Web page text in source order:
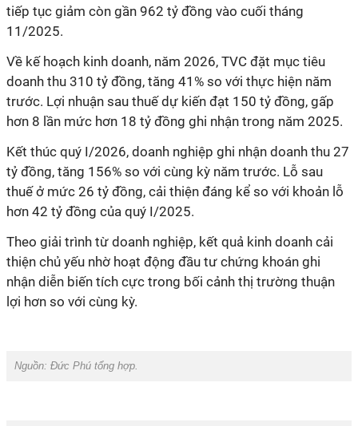
tiếp tục giảm còn gần 962 tỷ đồng vào cuối tháng
11/2025.
Về kế hoạch kinh doanh, năm 2026, TVC đặt mục tiêu
doanh thu 310 tỷ đồng, tăng 41% so với thực hiện năm
trước. Lợi nhuận sau thuế dự kiến đạt 150 tỷ đồng, gấp
hơn 8 lần mức hơn 18 tỷ đồng ghi nhận trong năm 2025.
Kết thúc quý I/2026, doanh nghiệp ghi nhận doanh thu 27
tỷ đồng, tăng 156% so với cùng kỳ năm trước. Lỗ sau
thuế ở mức 26 tỷ đồng, cải thiện đáng kể so với khoản lỗ
hơn 42 tỷ đồng của quý I/2025.
Theo giải trình từ doanh nghiệp, kết quả kinh doanh cải
thiện chủ yếu nhờ hoạt động đầu tư chứng khoán ghi
nhận diễn biến tích cực trong bối cảnh thị trường thuận
lợi hơn so với cùng kỳ.
Nguồn: Đức Phú tổng hợp.